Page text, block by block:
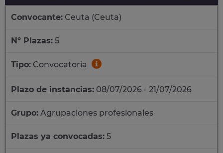
Convocante: Ceuta (Ceuta)
Nº Plazas: 5
Tipo: Convocatoria
Plazo de instancias: 08/07/2026 - 21/07/2026
Grupo: Agrupaciones profesionales
Plazas ya convocadas: 5